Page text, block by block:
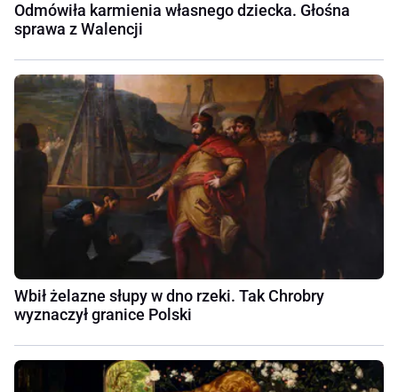
Odmówiła karmienia własnego dziecka. Głośna
sprawa z Walencji
Wbił żelazne słupy w dno rzeki. Tak Chrobry
wyznaczył granice Polski